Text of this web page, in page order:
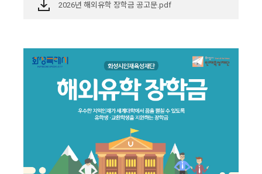
2026년 해외유학 장학금 공고문.pdf